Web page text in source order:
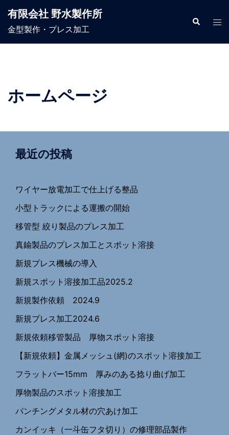
ン
有限会社 野水製作所
金型製作・プレス加工
検
索
ト
ホームページ
最近の投稿
ワイヤー放電加工で仕上げる整品
小型トラックによる運搬の開始
移管型 絞り製品のプレス加工
真鍮製品のプレス加工とスポット溶接
新規プレス機械の導入
新規スポット溶接加工品2025.2
新規製作依頼 2024.9
新規プレス加工2024.6
新規依頼移管製品 厚物スポット溶接
【新規依頼】金属メッシュ(網)のスポット溶接加工
フラットバー15mm 厚みのある捻り曲げ加工
厚物製品のスポット溶接加工
パンチングメタル材の穴あけ加工
カンイッキ（一斗缶フタ切り）の修理部品製作